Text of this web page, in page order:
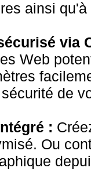
ainsi
via
Web
de
:
Ou